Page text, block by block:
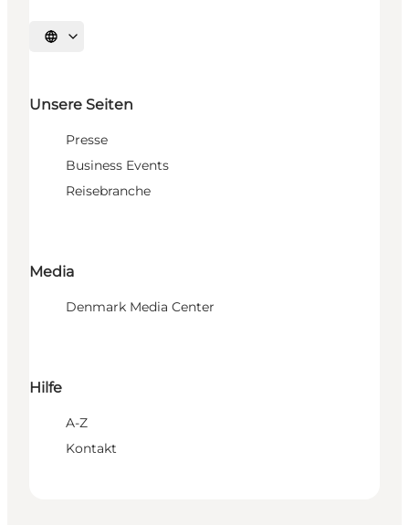
Sprache auswählen
Unsere Seiten
Presse
Business Events
Reisebranche
Media
Denmark Media Center
Hilfe
A-Z
Kontakt